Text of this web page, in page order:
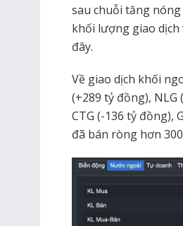
sau chuỗi tăng
khối lượng giao
đây.
Về giao dịch khối
(+289 tỷ đồng),
CTG (-136 tỷ đồng),
đã bán ròng hơn